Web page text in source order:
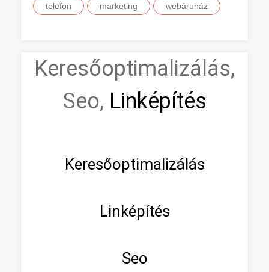
telefon marketing webáruház
Keresőoptimalizálás,
Seo, Linképítés
Keresőoptimalizálás
Linképítés
Seo